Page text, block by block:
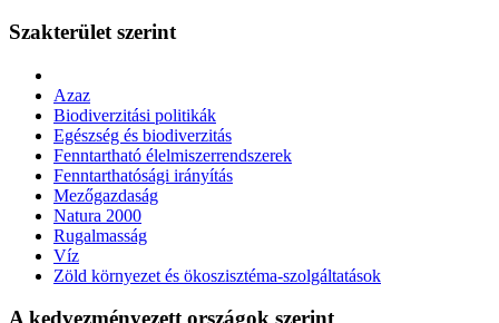
Szakterület szerint
Azaz
Biodiverzitási politikák
Egészség és biodiverzitás
Fenntartható élelmiszerrendszerek
Fenntarthatósági irányítás
Mezőgazdaság
Natura 2000
Rugalmasság
Víz
Zöld környezet és ökoszisztéma-szolgáltatások
A kedvezményezett országok szerint